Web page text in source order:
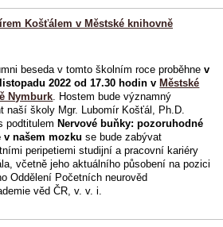
Košťálem v Městské knihovně
beseda v tomto školním roce proběhnev
2022 od 17.30 hodin vMěstské
Nymburk . Hostem bude významný
naší školy Mgr. Lubomír Košťál, Ph.D.
podtitulemNervové buňky: pozoruhodné
v našem mozku se bude zabývat
peripetiemi studijní a pracovní kariéry
včetně jeho aktuálního působení na pozici
Oddělení Početních neurověd
věd ČR, v. v. i.